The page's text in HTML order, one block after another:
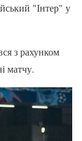
"Інтер" у
з рахунком
матчу.